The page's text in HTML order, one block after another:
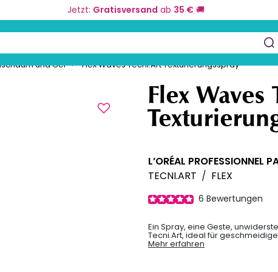
Jetzt: Gratisversand ab 35 € 🚚
und Gel Flex Waves Tecni.Art Texturierungsspray
Flex Waves
L’ORÉAL PROFESSIONNEL
TECNI.ART / FLEX
6 Bewertungen
Ein Spray, eine Geste,
Tecni.Art, ideal für
Mehr erfahren